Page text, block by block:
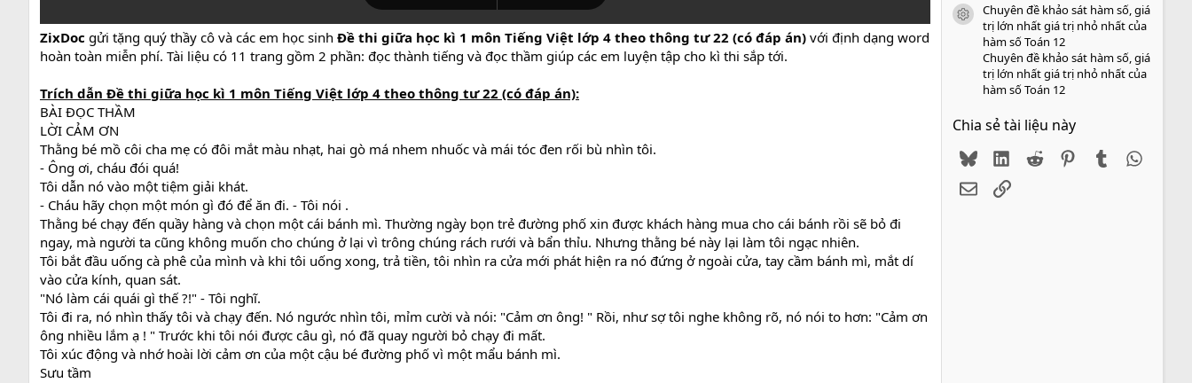
ZixDoc gửi tặng quý thầy cô và các em học sinh Đề thi giữa học kì 1 môn Tiếng Việt lớp 4 theo thông tư 22 (có đáp án) với định dạng word
hoàn toàn miễn phí. Tài liệu có 11 trang gồm 2 phần: đọc thành tiếng và đọc thầm giúp các em luyện tập cho kì thi sắp tới.
Trích dẫn Đề thi giữa học kì 1 môn Tiếng Việt lớp 4 theo thông tư 22 (có đáp án):
BÀI ĐỌC THẦM
LỜI CẢM ƠN
Thằng bé mồ côi cha mẹ có đôi mắt màu nhạt, hai gò má nhem nhuốc và mái tóc đen rối bù nhìn tôi.
- Ông ơi, cháu đói quá!
Tôi dẫn nó vào một tiệm giải khát.
- Cháu hãy chọn một món gì đó để ăn đi. - Tôi nói .
Thằng bé chạy đến quầy hàng và chọn một cái bánh mì. Thường ngày bọn trẻ đường phố xin được khách hàng mua cho cái bánh rồi sẽ bỏ đi
ngay, mà người ta cũng không muốn cho chúng ở lại vì trông chúng rách rưới và bẩn thỉu. Nhưng thằng bé này lại làm tôi ngạc nhiên.
Tôi bắt đầu uống cà phê của mình và khi tôi uống xong, trả tiền, tôi nhìn ra cửa mới phát hiện ra nó đứng ở ngoài cửa, tay cầm bánh mì, mắt dí
vào cửa kính, quan sát.
"Nó làm cái quái gì thế ?!" - Tôi nghĩ.
Tôi đi ra, nó nhìn thấy tôi và chạy đến. Nó ngước nhìn tôi, mỉm cười và nói: "Cảm ơn ông! " Rồi, như sợ tôi nghe không rõ, nó nói to hơn: "Cảm ơn
ông nhiều lắm ạ ! " Trước khi tôi nói được câu gì, nó đã quay người bỏ chạy đi mất.
Tôi xúc động và nhớ hoài lời cảm ơn của một cậu bé đường phố vì một mẩu bánh mì.
Sưu tầm
icon tài liệu
Chuyên đề khảo sát hàm số, giá
trị lớn nhất giá trị nhỏ nhất của
hàm số Toán 12
Chuyên đề khảo sát hàm số, giá
trị lớn nhất giá trị nhỏ nhất của
hàm số Toán 12
Chia sẻ tài liệu này
BlueskyLinkedIn
Reddit PinterestTumblr
EmailLink